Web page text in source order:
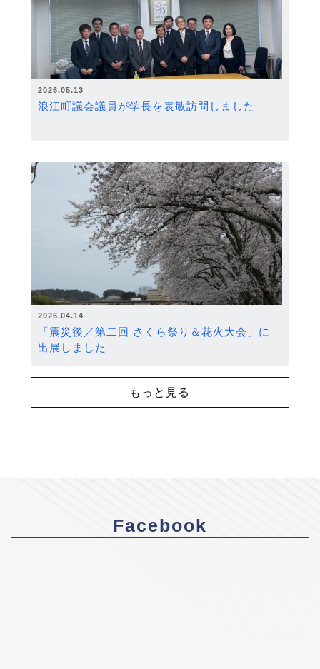
2026.05.13
浪江町議会議員が学長を表敬訪問しました
2026.04.14
「震災後／第二回 さくら祭り＆花火大会」に
出展しました
もっと見る
Facebook